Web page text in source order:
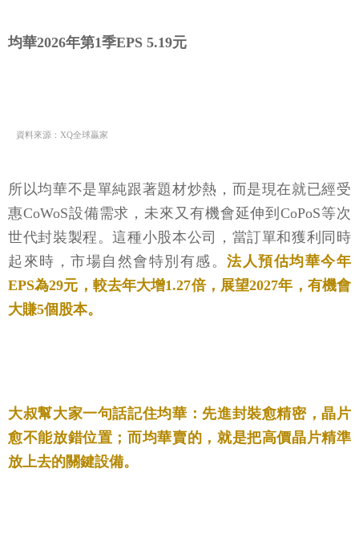
均華2026年第1季EPS 5.19元
資料來源：XQ全球贏家
所以均華不是單純跟著題材炒熱，而是現在就已經受
惠CoWoS設備需求，未來又有機會延伸到CoPoS等次
世代封裝製程。這種小股本公司，當訂單和獲利同時
起來時，市場自然會特別有感。法人預估均華今年
EPS為29元，較去年大增1.27倍，展望2027年，有機會
大賺5個股本。
大叔幫大家一句話記住均華：先進封裝愈精密，晶片
愈不能放錯位置；而均華賣的，就是把高價晶片精準
放上去的關鍵設備。